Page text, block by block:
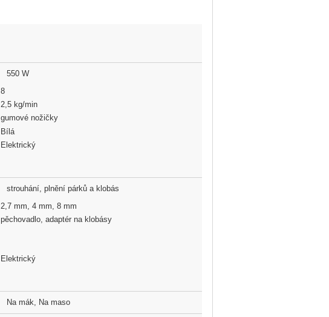
550 W
8
2,5 kg/min
gumové nožičky
Bílá
Elektrický
strouhání, plnění párků a klobás
2,7 mm, 4 mm, 8 mm
pěchovadlo, adaptér na klobásy
Elektrický
Na mák, Na maso